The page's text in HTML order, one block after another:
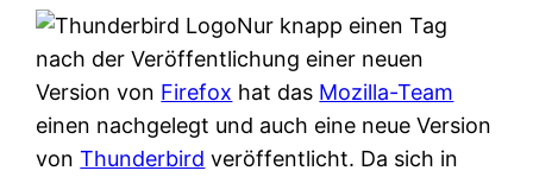
Nur knapp einen Tag
nach der Veröffentlichung einer neuen
Version von Firefox hat das Mozilla-Team
einen nachgelegt und auch eine neue Version
vonThunderbird veröffentlicht. Da sich in